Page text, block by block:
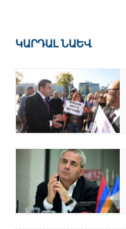
ԿԱՐԴԱԼ ՆԱԵՎ